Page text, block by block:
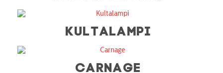
KULTALAMPI
CARNAGE